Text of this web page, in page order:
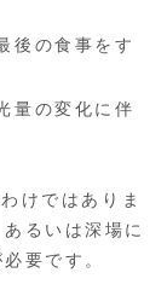
後の食事をす
量の変化に伴
けではありま
るいは深場に
要です。